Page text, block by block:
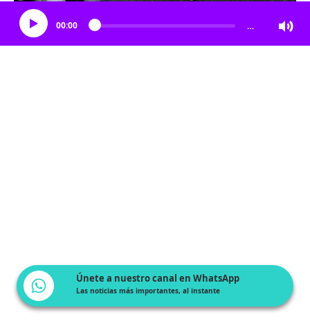
00:00 …
Únete a nuestro canal en WhatsApp
Las noticias más importantes, al instante